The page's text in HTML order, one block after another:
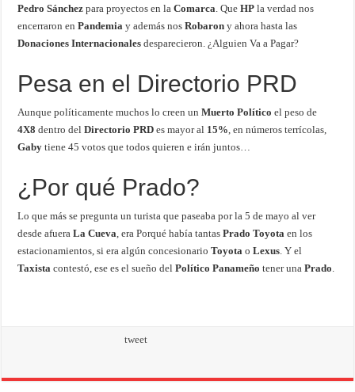
Pedro Sánchez para proyectos en laComarca . QueHP la verdad nos
encerraron enPandemia y además nosRobaron y ahora hasta las
Donaciones Internacionales desparecieron. ¿Alguien Va a Pagar?
Pesa en el Directorio PRD
Aunque políticamente muchos lo creen unMuerto Político el peso de
4X8 dentro delDirectorio PRD es mayor al 15% , en números terrícolas,
Gaby tiene 45 votos que todos quieren e irán juntos…
¿Por qué Prado?
Lo que más se pregunta un turista que paseaba por la 5 de mayo al ver
desde afueraLa Cueva , era Porqué había tantasPrado Toyota en los
estacionamientos, si era algún concesionarioToyota oLexus . Y el
Taxista contestó, ese es el sueño delPolítico Panameño tener unaPrado
tweet